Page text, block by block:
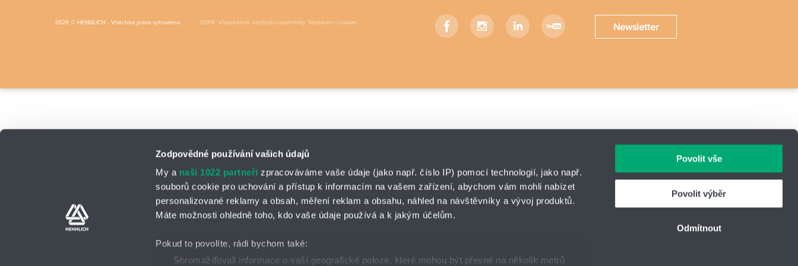
Zodpovědné používání vašich údajů
My a naši 1022 partneři zpracováváme vaše údaje (jako např. číslo IP) pomocí technologií, jako např.
souborů cookie pro uchování a přístup k informacím na vašem zařízení, abychom vám mohli nabízet
personalizované reklamy a obsah, měření reklam a obsahu, náhled na návštěvníky a vývoj produktů.
Máte možnosti ohledně toho, kdo vaše údaje používá a k jakým účelům.
Pokud to povolíte, rádi bychom také:
Shromažďovali informace o vaší geografické poloze, které mohou být přesné na několik metrů
Povolit vše
Povolit výběr
Odmítnout
2026 © HENNLICH - Všechna práva vyhrazena GDPR Všeobecné obchodní podmínky Nastavení cookies
FacebookInstagramLinkedin Youtube
Newsletter